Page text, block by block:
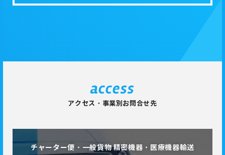
access
アクセス・事業別お問合せ先
チャーター便・一般貨物 精密機器・医療機器輸送